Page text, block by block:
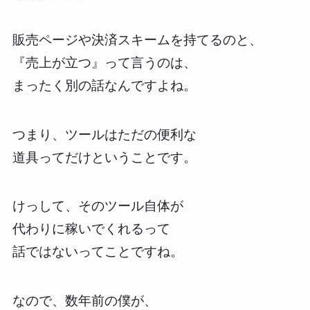
販売ページや決済スキームを持てるのと、
『売上が立つ』って言うのは、
まったく別の話なんですよね。
つまり、ツールはただの便利な
道具ってだけということです。
けっして、そのツール自体が
代わりに稼いでくれるって
話ではないってことですね。
なので、数年前の僕が、